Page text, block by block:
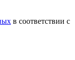
в соответствии с